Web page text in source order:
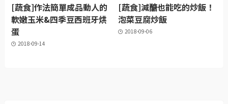
[蔬食]作法簡單成品動人的
軟嫩玉米&四季豆西班牙烘
蛋
2018-09-14
[蔬食]減醣也能吃的炒飯！
泡菜豆腐炒飯
2018-09-06